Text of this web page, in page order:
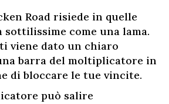
Road risiede in quelle
come una lama.
viene dato un chiaro
barra del moltiplicatore in
di bloccare le tue vincite.
può salire